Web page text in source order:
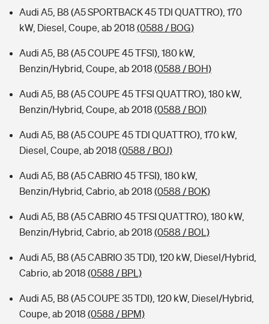
Audi A5, B8 (A5 SPORTBACK 45 TDI QUATTRO), 170
kW, Diesel, Coupe, ab 2018 (0588 / BOG)
Audi A5, B8 (A5 COUPE 45 TFSI), 180 kW,
Benzin/Hybrid, Coupe, ab 2018 (0588 / BOH)
Audi A5, B8 (A5 COUPE 45 TFSI QUATTRO), 180 kW,
Benzin/Hybrid, Coupe, ab 2018 (0588 / BOI)
Audi A5, B8 (A5 COUPE 45 TDI QUATTRO), 170 kW,
Diesel, Coupe, ab 2018 (0588 / BOJ)
Audi A5, B8 (A5 CABRIO 45 TFSI), 180 kW,
Benzin/Hybrid, Cabrio, ab 2018 (0588 / BOK)
Audi A5, B8 (A5 CABRIO 45 TFSI QUATTRO), 180 kW,
Benzin/Hybrid, Cabrio, ab 2018 (0588 / BOL)
Audi A5, B8 (A5 CABRIO 35 TDI), 120 kW, Diesel/Hybrid,
Cabrio, ab 2018 (0588 / BPL)
Audi A5, B8 (A5 COUPE 35 TDI), 120 kW, Diesel/Hybrid,
Coupe, ab 2018 (0588 / BPM)